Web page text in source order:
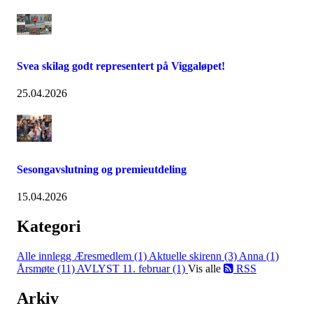
Svea skilag godt representert på Viggaløpet!
25.04.2026
Sesongavslutning og premieutdeling
15.04.2026
Kategori
Alle innlegg Æresmedlem (1) Aktuelle skirenn (3) Anna (1)
Årsmøte (11) AVLYST 11. februar (1) Vis alle RSS
Arkiv